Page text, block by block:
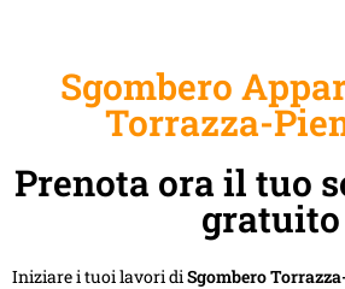
Sgombero
Torrazza-
Prenota ora il tuo
gratuito
Iniziare i tuoi lavori di Sgombero